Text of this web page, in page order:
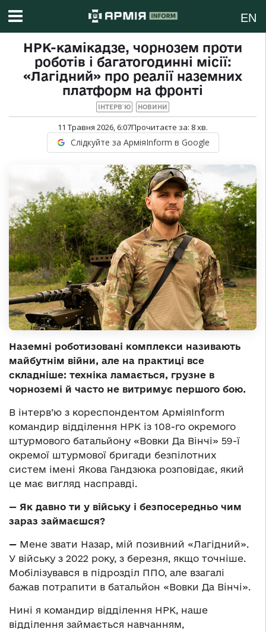
EN
НРК-камікадзе, чорнозем проти
роботів і багатогодинні місії:
«Лагідний» про реалії наземних
платформ на фронті
ІНТЕРВ`Ю НОВИНИ
11 Травня 2026, 6:07Прочитаєте за: 8хв.
Слідкуйте за АрміяInform в Google
Наземні роботизовані комплекси називають
майбутнім війни, але на практиці все
складніше: техніка ламається, грузне в
чорноземі й часто не витримує першого бою.
В інтерв’ю з кореспондентом АрміяInform
командир відділення НРК із 108-го окремого
штурмового батальйону «Вовки Да Вінчі» 59-ї
окремої штурмової бригади безпілотних
систем імені Якова Гандзюка розповідає, який
це має вигляд насправді.
— Як давно ти у війську і безпосередньо чим
зараз займаєшся?
— Мене звати Назар, мій позивний «Лагідний».
У війську з 2022 року, з березня, якщо точніше.
Мобілізувався в підрозділ ППО, але взагалі
бажав потрапити в батальйон «Вовки Да Вінчі».
Нині я командир відділення НРК, наше
відділення займається навчанням,